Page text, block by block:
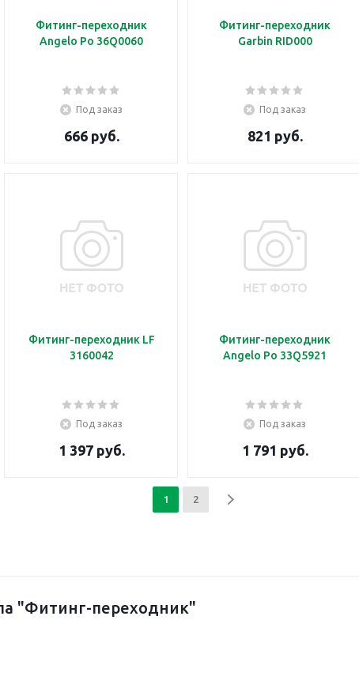
Фитинг-переходник
Angelo Po 36Q0060
Под заказ
666 руб.
Фитинг-переходник
Garbin RID000
Под заказ
821 руб.
Фитинг-переходник LF
3160042
Под заказ
1 397 руб.
Фитинг-переходник
Angelo Po 33Q5921
Под заказ
1 791 руб.
1 2
"Фитинг-переходник"